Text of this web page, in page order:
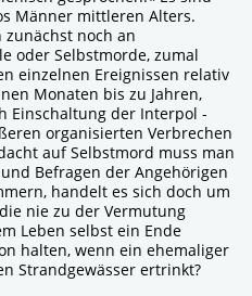
Männer mittleren Alters.
zunächst noch an
oder Selbstmorde, zumal
einzelnen Ereignissen relativ
Monaten bis zu Jahren,
Einschaltung der Interpol -
organisierten Verbrechen
auf Selbstmord muss man
Befragen der Angehörigen
handelt es sich doch um
nie zu der Vermutung
Leben selbst ein Ende
halten, wenn ein ehemaliger
Strandgewässer ertrinkt?